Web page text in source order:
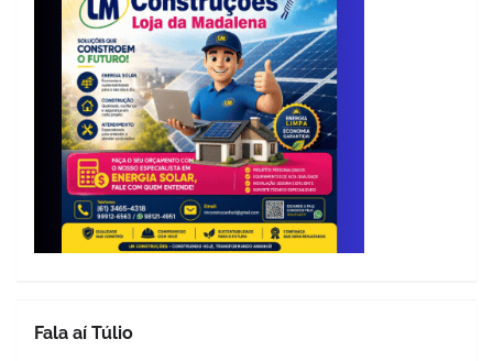
Fala aí Túlio